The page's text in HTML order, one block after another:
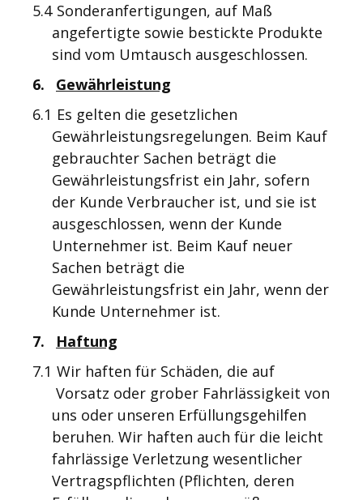
5.4 Sonderanfertigungen, auf Maß
angefertigte sowie bestickte Produkte
sind vom Umtausch ausgeschlossen.
6.
Gewährleistung
6.1 Es gelten die gesetzlichen
Gewährleistungsregelungen. Beim Kauf
gebrauchter Sachen beträgt die
Gewährleistungsfrist ein Jahr, sofern
der Kunde Verbraucher ist, und sie ist
ausgeschlossen, wenn der Kunde
Unternehmer ist. Beim Kauf neuer
Sachen beträgt die
Gewährleistungsfrist ein Jahr, wenn der
Kunde Unternehmer ist.
7.
Haftung
7.1 Wir haften für Schäden, die auf
Vorsatz oder grober Fahrlässigkeit von
uns oder unseren Erfüllungsgehilfen
beruhen. Wir haften auch für die leicht
fahrlässige Verletzung wesentlicher
Vertragspflichten (Pflichten, deren